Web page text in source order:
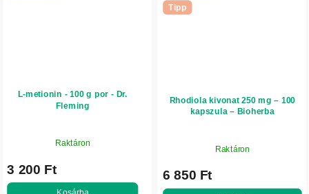
L-metionin - 100 g por - Dr.
Fleming
Raktáron
3 200 Ft
Tipp
Rhodiola kivonat 250 mg – 100
kapszula – Bioherba
Raktáron
6 850 Ft